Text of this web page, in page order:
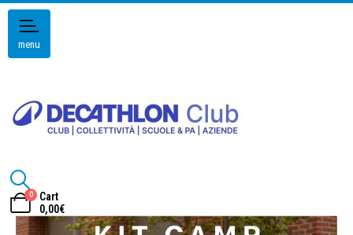
menu
0
Cart
0,00€